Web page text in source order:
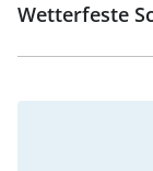
Wetterfeste